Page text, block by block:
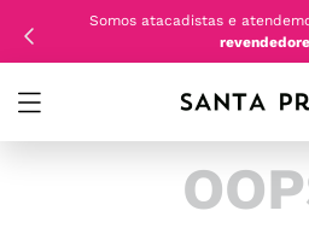
Somos atacadistas e